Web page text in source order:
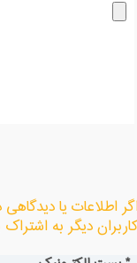
اطلاعات یا
دیگر به اشتراک